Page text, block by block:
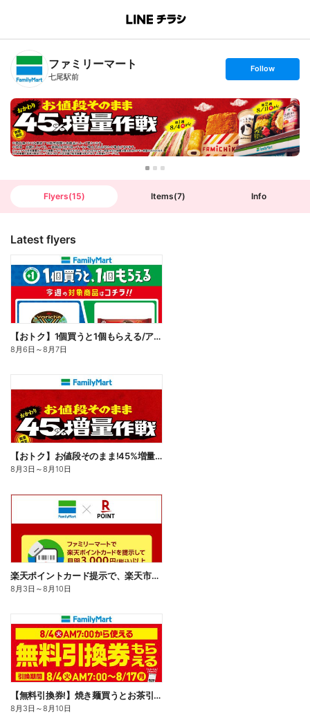
B
n
T
ファミリーマート
七尾駅前
s
t
o
l
l
o
w
Follow
Flyers(15) Items(7) Info
Latest flyers
【おトク】1個買うと1個もらえる/アイス
8月6日 ～8月7日
【おトク】お値段そのまま!45%増量作戦!
8月3日 ～8月10日
楽天ポイントカード提示で、楽天市場でのお買い物がおトクに!
8月3日 ～8月10日
【無料引換券!】焼き麺買うとお茶引換券貰える!
8月3日 ～8月10日